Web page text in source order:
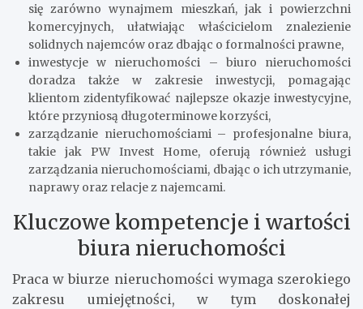
się zarówno wynajmem mieszkań, jak i powierzchni
komercyjnych, ułatwiając właścicielom znalezienie
solidnych najemców oraz dbając o formalności prawne,
inwestycje w nieruchomości – biuro nieruchomości
doradza także w zakresie inwestycji, pomagając
klientom zidentyfikować najlepsze okazje inwestycyjne,
które przyniosą długoterminowe korzyści,
zarządzanie nieruchomościami – profesjonalne biura,
takie jak PW Invest Home, oferują również usługi
zarządzania nieruchomościami, dbając o ich utrzymanie,
naprawy oraz relacje z najemcami.
Kluczowe kompetencje i wartości
biura nieruchomości
Praca w biurze nieruchomości wymaga szerokiego
zakresu umiejętności, w tym doskonałej